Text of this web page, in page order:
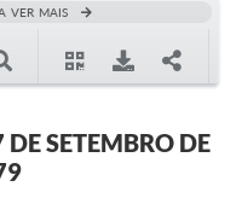
VER MAIS
SETEMBRO DE